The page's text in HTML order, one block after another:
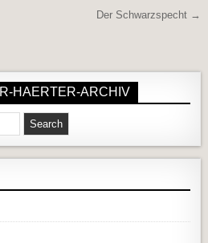
Der Schwarzspecht →
HAERTER-ARCHIV